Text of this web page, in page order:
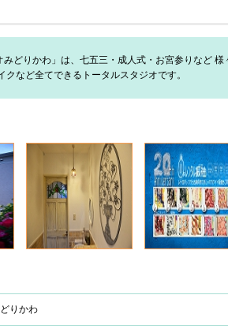
どりかわ」は、七五三・成人式・お宮参りなど
など全てできるトータルスタジオです。
りかわ